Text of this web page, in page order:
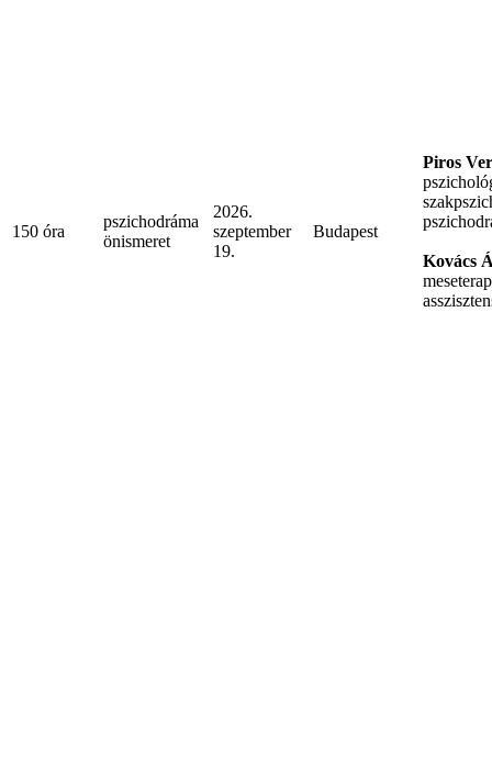
150 óra
pszichodráma
önismeret
2026.
szeptember
19.
Budapest
Piros
Kovács